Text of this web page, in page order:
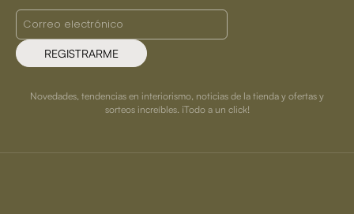
REGISTRARME
Novedades, tendencias en interiorismo, noticias de la tienda y ofertas y
sorteos increíbles. ¡Todo a un click!